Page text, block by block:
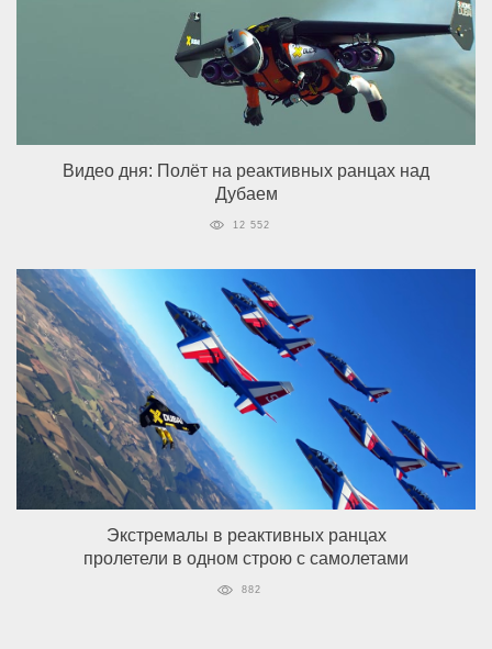
Видео дня: Полёт на реактивных ранцах над
Дубаем
12 552
Экстремалы в реактивных ранцах
пролетели в одном строю с самолетами
882